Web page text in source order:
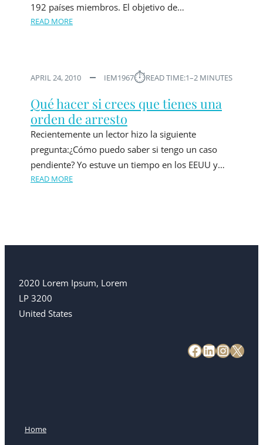
192 países miembros. El objetivo de…
READ MORE
APRIL 24, 2010 IEM1967⏱︎READ TIME:1–2 MINUTES
Qué hacer si crees que tienes una
orden de arresto
Recientemente un lector hizo la siguiente
pregunta:¿Cómo puedo saber si tengo un caso
pendiente? Yo estuve un tiempo en los EEUU y…
READ MORE
2020 Lorem Ipsum, Lorem
LP 3200
United States
Home